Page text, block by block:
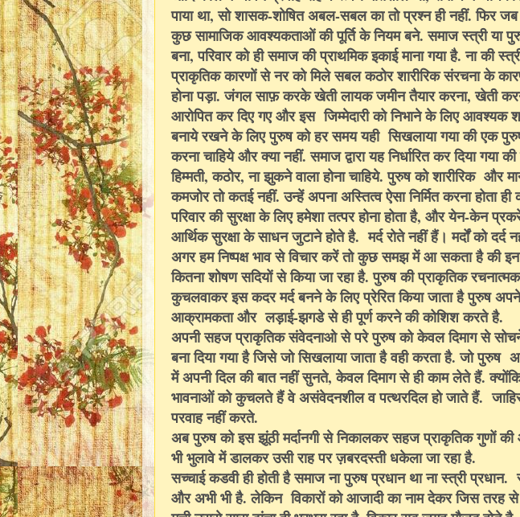
पाया था, सो शासक-शोषित अबल-सबल का तो प्रश्न ही नहीं. फिर
कुछ सामाजिक आवश्यकताओं की पूर्ति के नियम बने. समाज स्त्री या
बना, परिवार को ही समाज की प्राथमिक इकाई माना गया है. ना की
प्राकृतिक कारणों से नर को मिले सबल कठोर शारीरिक संरचना के
होना पड़ा. जंगल साफ़ करके खेती लायक जमीन तैयार करना, खेती
आरोपित कर दिए गए और इस जिम्मेदारी को निभाने के लिए आवश्यक
बनाये रखने के लिए पुरुष को हर समय यही सिखलाया गया की एक
करना चाहिये और क्या नहीं. समाज द्वारा यह निर्धारित कर दिया गया
हिम्मती, कठोर, ना झुकने वाला होना चाहिये. पुरुष को शारीरिक और
कमजोर तो कतई नहीं. उन्हें अपना अस्तित्व ऐसा निर्मित करना होता
परिवार की सुरक्षा के लिए हमेशा तत्पर होना होता है, और येन-केन
आर्थिक सुरक्षा के साधन जुटाने होते है. मर्द रोते नहीं हैं। मर्दों को दर्द
अगर हम निष्पक्ष भाव से विचार करें तो कुछ समझ में आ सकता है की
कितना शोषण सदियों से किया जा रहा है. पुरुष की प्राकृतिक
कुचलवाकर इस कदर मर्द बनने के लिए प्रेरित किया जाता है पुरुष
आक्रामकता और लड़ाई-झगडे से ही पूर्ण करने की कोशिश करते है.
अपनी सहज प्राकृतिक संवेदनाओ से परे पुरुष को केवल दिमाग से
बना दिया गया है जिसे जो सिखलाया जाता है वही करता है. जो
में अपनी दिल की बात नहीं सुनते, केवल दिमाग से ही काम लेते हैं.
भावनाओं को कुचलते हैं वे असंवेदनशील व पत्थरदिल हो जाते हैं.
परवाह नहीं करते.
अब पुरुष को इस झूंठी मर्दानगी से निकालकर सहज प्राकृतिक गुणों की
भी भुलावे में डालकर उसी राह पर ज़बरदस्ती धकेला जा रहा है.
सच्चाई कडवी ही होती है समाज ना पुरुष प्रधान था ना स्त्री प्रधान.
और अभी भी है. लेकिन विकारों को आजादी का नाम देकर जिस तरह